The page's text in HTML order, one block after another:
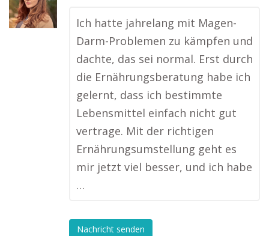
Ich hatte jahrelang mit Magen-
Darm-Problemen zu kämpfen und
dachte, das sei normal. Erst durch
die Ernährungsberatung habe ich
gelernt, dass ich bestimmte
Lebensmittel einfach nicht gut
vertrage. Mit der richtigen
Ernährungsumstellung geht es
mir jetzt viel besser, und ich habe
…
Nachricht senden